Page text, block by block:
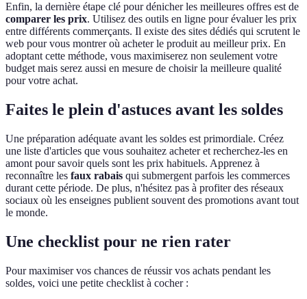
Enfin, la dernière étape clé pour dénicher les meilleures offres est de
comparer les prix. Utilisez des outils en ligne pour évaluer les prix
entre différents commerçants. Il existe des sites dédiés qui scrutent le
web pour vous montrer où acheter le produit au meilleur prix. En
adoptant cette méthode, vous maximiserez non seulement votre
budget mais serez aussi en mesure de choisir la meilleure qualité
pour votre achat.
Faites le plein d'astuces avant les soldes
Une préparation adéquate avant les soldes est primordiale. Créez
une liste d'articles que vous souhaitez acheter et recherchez-les en
amont pour savoir quels sont les prix habituels. Apprenez à
reconnaître les faux rabais qui submergent parfois les commerces
durant cette période. De plus, n'hésitez pas à profiter des réseaux
sociaux où les enseignes publient souvent des promotions avant tout
le monde.
Une checklist pour ne rien rater
Pour maximiser vos chances de réussir vos achats pendant les
soldes, voici une petite checklist à cocher :